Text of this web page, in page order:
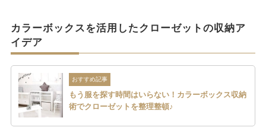
カラーボックスを活用したクローゼットの収納ア
イデア
おすすめ記事
もう服を探す時間はいらない！カラーボックス収納
術でクローゼットを整理整頓♪